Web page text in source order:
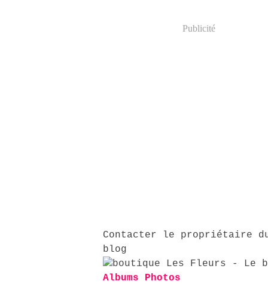
Publicité
Contacter le propriétaire
blog
Albums Photos